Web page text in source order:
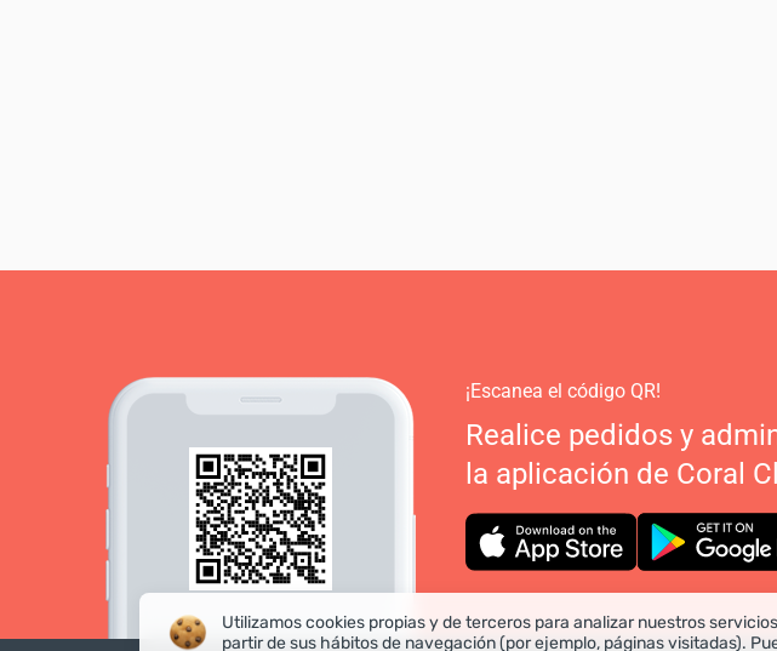
Utilizamos cookies propias y de terceros para analizar nuestros
partir de sus hábitos de navegación (por ejemplo, páginas visitadas).
¡Escanea el código QR!
Realice pedidos y
la aplicación de Coral